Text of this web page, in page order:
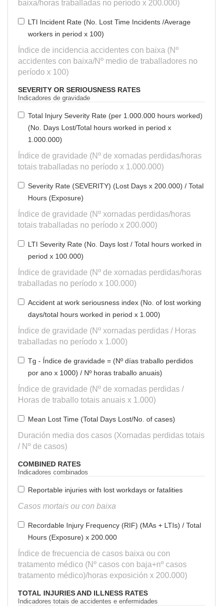
baixa/horas traballadas no período x 200.000)
LTI Incident Rate (No. Lost Time Incidents /Average
workers in period x 100)
Índice de incidencia accidentes con baixa (Nº
accidentes con baixa/Nº medio de traballadores no
período x 100)
SEVERITY OR SERIOUSNESS RATES
Indicadores de gravidade
Total Injury Severity Rate (per 1.000.000 hours worked)
(No. Days Lost/Total hours worked in period x
1.000.000)
Índice de gravidade (Nº de xornadas perdidas/horas
totais traballadas no período x 1.000.000)
Severity Rate (SEVERITY) (Lost Days x 200.000) / Total
Hours (Exposure)
Índice de gravidade (Nº xornadas perdidas/horas
totais traballadas no período x 200.000)
LTI Severity Rate (No. Days lost / Total hours worked in
period x 100.000)
Índice de gravidade (Nº de xornadas perdidas/horas
traballadas no período x 100.000)
Accident at work seriousness index (No. of lost working
days/total hours worked in period x 1.000)
Índice de gravidade (Nº xornadas perdidas / Horas
traballadas no período x 1.000)
Tg - Índice de gravidade = (Nº días traballo perdidos
por ano x 1000) / Nº horas traballo anuais)
Índice de gravidade (Nº de xornadas perdidas /
Horas de traballo totais anuais x 1.000)
Mean Lost Time (Total Days Lost/No. of cases)
Duración media dos casos (Xornadas perdidas totais
/ Nº de casos)
COMBINED RATES
Indicadores combinados
Reportable injuries with lost workdays or fatalities
Casos mortais ou con baixa
Recordable Injury Frequency (RIF) (MAs + LTIs) / Total
Hours (Exposure) x 200.000
Índice de frecuencia de casos baixa ou con
tratamento médico (Nº casos con baja+nº casos
tratamento médico)/horas exposición x 200.000)
TOTAL INJURIES AND ILLNESS RATES
Indicadores totais de accidentes e enfermidades